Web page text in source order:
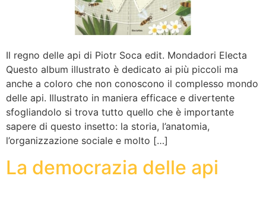
Il regno delle api di Piotr Soca edit. Mondadori Electa
Questo album illustrato è dedicato ai più piccoli ma
anche a coloro che non conoscono il complesso mondo
delle api. Illustrato in maniera efficace e divertente
sfogliandolo si trova tutto quello che è importante
sapere di questo insetto: la storia, l’anatomia,
l’organizzazione sociale e molto […]
La democrazia delle api